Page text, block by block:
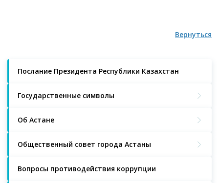
Послание Президента Республики Казахстан
Государственные символы
Об Астане
Общественный совет города Астаны
Вопросы противодействия коррупции
Вернуться